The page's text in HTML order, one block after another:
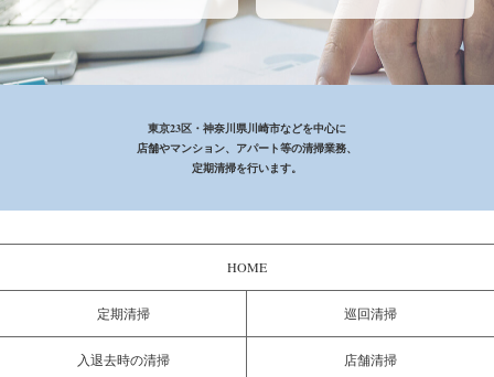
東京23区・神奈川県川崎市などを中心に
店舗やマンション、アパート等の清掃業務、
定期清掃を行います。
HOME
定期清掃 巡回清掃
入退去時の清掃 店舗清掃